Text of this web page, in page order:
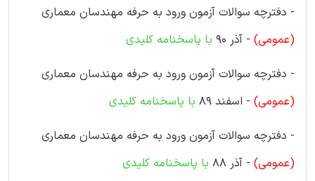
- دفترچه سوالات آزمون ورود به حرفه مهندسان معماری
(عمومی) - آذر 90 با پاسخنامه کلیدی
- دفترچه سوالات آزمون ورود به حرفه مهندسان معماری
(عمومی) - اسفند 89 با پاسخنامه کلیدی
- دفترچه سوالات آزمون ورود به حرفه مهندسان معماری
(عمومی) - آذر 88 با پاسخنامه کلیدی